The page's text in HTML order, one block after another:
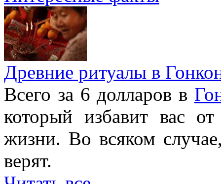
Древние ритуалы в
Всего за 6 долларов в
который избавит вас
жизни. Во всяком
верят.